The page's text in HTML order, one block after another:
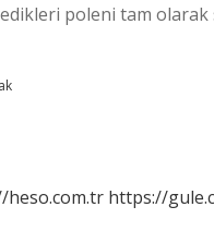
poleni tam olarak
heso.com.tr https://